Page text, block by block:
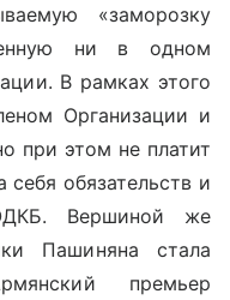
«заморозку
ни в одном
В рамках этого
Организации и
при этом не платит
себя обязательств и
Вершиной же
Пашиняна стала
премьер